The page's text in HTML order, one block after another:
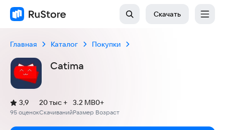
Скачать
Главная Каталог Покупки
Catima
Рейтинг:
3,9
(
95 оценок
)
Скачиваний
20 тыс +
Размер
3.2 MB
Возраст
0+